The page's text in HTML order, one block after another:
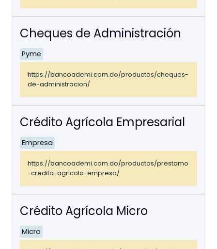
Cheques de Administración
Pyme
https://bancoademi.com.do/productos/cheques-
de-administracion/
Crédito Agrícola Empresarial
Empresa
https://bancoademi.com.do/productos/prestamo
-credito-agricola-empresa/
Crédito Agrícola Micro
Micro